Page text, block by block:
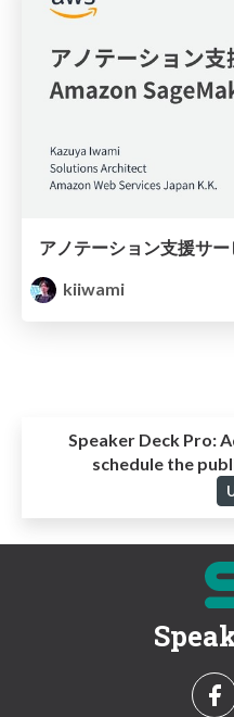
kiiwami
Speaker Deck Pro:
schedule the